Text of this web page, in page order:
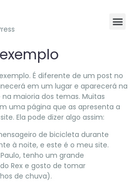
É diferente de um post no
em um lugar e aparecerá na
maioria dos temas. Muitas
uma página que as apresenta a
Ela pode dizer algo assim:
de bicicleta durante
à noite, e este é o meu site.
tenho um grande
Rex e gosto de tomar
de chuva).